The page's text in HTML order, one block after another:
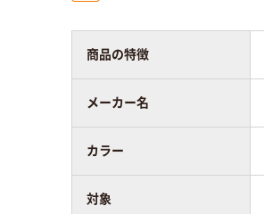
商品の特徴
メーカー名
カラー
対象